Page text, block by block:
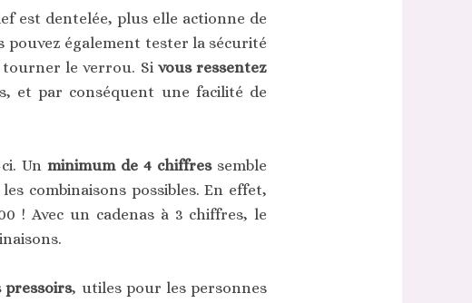
est dentelée, plus elle actionne de
également tester la sécurité
tourner le verrou. Si vous ressentez
et par conséquent une facilité de
ci. Unminimum de 4 chiffressemble
combinaisons possibles. En effet,
! Avec un cadenas à 3 chiffres, le
pressoirs, utiles pour les personnes